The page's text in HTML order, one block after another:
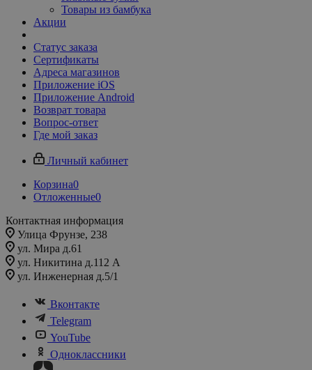
Товары из бамбука
Акции
Статус заказа
Сертификаты
Адреса магазинов
Приложение iOS
Приложение Android
Возврат товара
Вопрос-ответ
Где мой заказ
Личный кабинет
Корзина0
Отложенные0
Контактная информация
Улица Фрунзе, 238​
ул. Мира д.61
ул. Никитина д.112 А
ул. Инженерная д.5/1
Вконтакте
Telegram
YouTube
Одноклассники